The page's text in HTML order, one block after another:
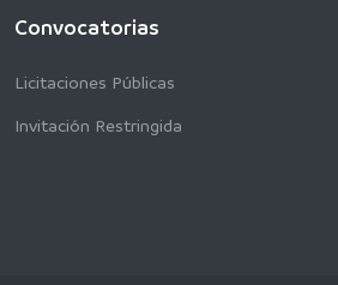
Convocatorias
Licitaciones Públicas
Invitación Restringida